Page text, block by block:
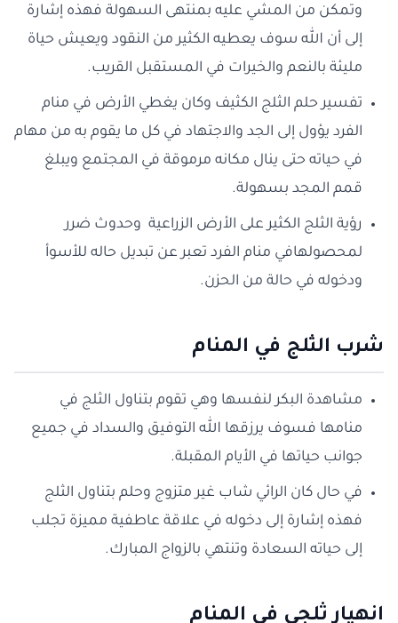
وتمكن من المشي عليه بمنتهى السهولة فهذه إشارة
إلى أن الله سوف يعطيه الكثير من النقود ويعيش حياة
مليئة بالنعم والخيرات في المستقبل القريب.
تفسير حلم الثلج الكثيف وكان يغطي الأرض في منام
الفرد يؤول إلى الجد والاجتهاد في كل ما يقوم به من مهام
في حياته حتى ينال مكانه مرموقة في المجتمع ويبلغ
قمم المجد بسهولة.
رؤية الثلج الكثير على الأرض الزراعية وحدوث ضرر
لمحصولهافي منام الفرد تعبر عن تبديل حاله للأسوأ
ودخوله في حالة من الحزن.
شرب الثلج في المنام
مشاهدة البكر لنفسها وهي تقوم بتناول الثلج في
منامها فسوف يرزقها الله التوفيق والسداد في جميع
جوانب حياتها في الأيام المقبلة.
في حال كان الرائي شاب غير متزوج وحلم بتناول الثلج
فهذه إشارة إلى دخوله في علاقة عاطفية مميزة تجلب
إلى حياته السعادة وتنتهي بالزواج المبارك.
انهيار ثلجي في المنام